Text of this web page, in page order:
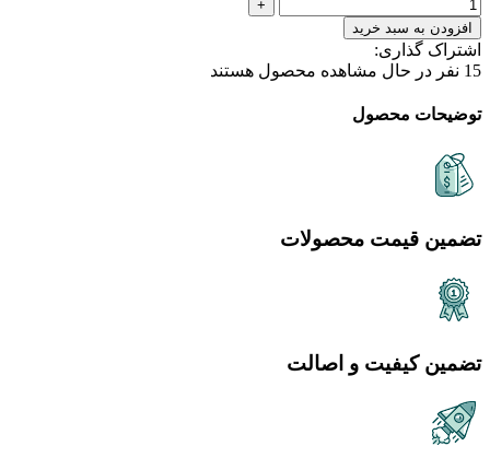
افزودن به سبد خرید
اشتراک گذاری:
15 نفر در حال مشاهده محصول هستند
توضیحات محصول
تضمین قیمت محصولات
تضمین کیفیت و اصالت